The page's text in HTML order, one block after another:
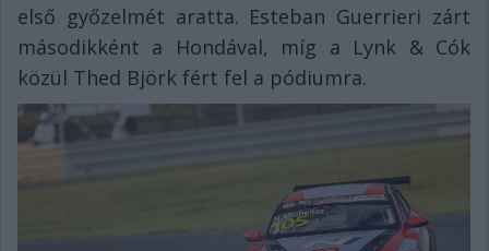
első győzelmét aratta. Esteban Guerrieri zárt
másodikként a Hondával, míg a Lynk & Cók
közül Thed Björk fért fel a pódiumra.